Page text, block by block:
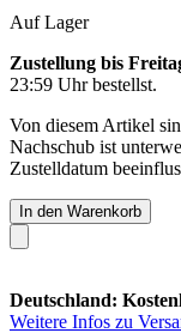
Auf Lager
Zustellung bis
23:59 Uhrbestellst.
Von diesem Artikel
Nachschub ist
Zustelldatum
In den Warenkorb
Deutschland:
Weitere Infos zu